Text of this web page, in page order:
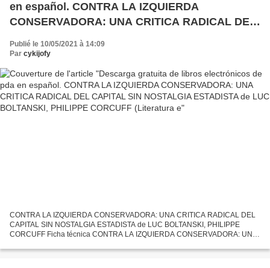
en español. CONTRA LA IZQUIERDA
CONSERVADORA: UNA CRITICA RADICAL DEL
CAPITAL SIN NOSTALGIA ESTADISTA de LUC
BOLTANSKI, PHILIPPE CORCUFF (Literatura e
Publié le 10/05/2021 à 14:09
Par cykijofy
CONTRA LA IZQUIERDA CONSERVADORA: UNA CRITICA RADICAL DEL
CAPITAL SIN NOSTALGIA ESTADISTA de LUC BOLTANSKI, PHILIPPE
CORCUFF Ficha técnica CONTRA LA IZQUIERDA CONSERVADORA: UNA
BOLTANSKI, PHILIPPE...